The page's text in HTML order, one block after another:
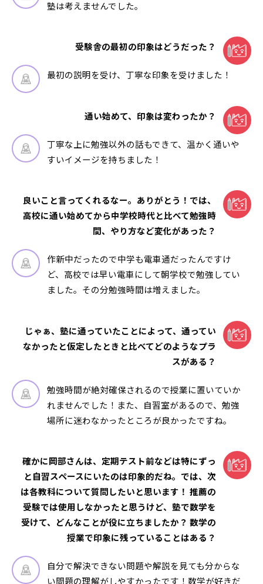
塾は考えませんでした。
受験舎の最初の印象はどうだった？
最初の説明を受け、丁寧な印象を受けました！
通い始めて、印象は変わったか？
丁寧な上に勉強以外の話もできて、温かく通いや
すいイメージを持ちました！
良いこと言ってくれるなー。ありがとう！では、
高校に通い始めてから中学校時代と比べて勉強時
間、やり方など変化があった？
作新中だったので中学も電車通だったんですけ
ど、高校では早い電車にして朝学校で勉強してい
ました。その分勉強時間は増えました。
じゃぁ、塾に通っていたことによって、通ってい
なかったと仮定したときと比べてどのようなプラ
スがある？
勉強時間が絶対確保されるので授業に置いていか
れませんでした！また、自習室があるので、勉強
場所に迷わなかったところが良かったですね。
確かに岡部さんは、定期テスト前などは特にずっ
と自習スペースにいたのは印象的だね。では、次
は各教科について質問したいと思います！ 推薦の
受験では使用しなかったと思うけど、塾で数学を
受けて、どんなことが役に立ちましたか？ 数学の
授業で印象に残っていることはある？
自分で解決できない問題や解説を見ても分からな
い問題の理解がしやすかったです！数学が好きだ